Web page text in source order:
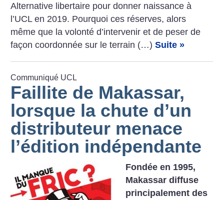
Alternative libertaire pour donner naissance à
l’UCL en 2019. Pourquoi ces réserves, alors
même que la volonté d’intervenir et de peser de
façon coordonnée sur le terrain (…)Suite »
Communiqué UCL
Faillite de Makassar,
lorsque la chute d’un
distributeur menace
l’édition indépendante
Fondée en 1995,
Makassar diffuse
principalement des